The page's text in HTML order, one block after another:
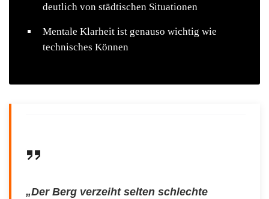
deutlich von städtischen Situationen
Mentale Klarheit ist genauso wichtig wie
technisches Können
„Der Berg verzeiht selten schlechte